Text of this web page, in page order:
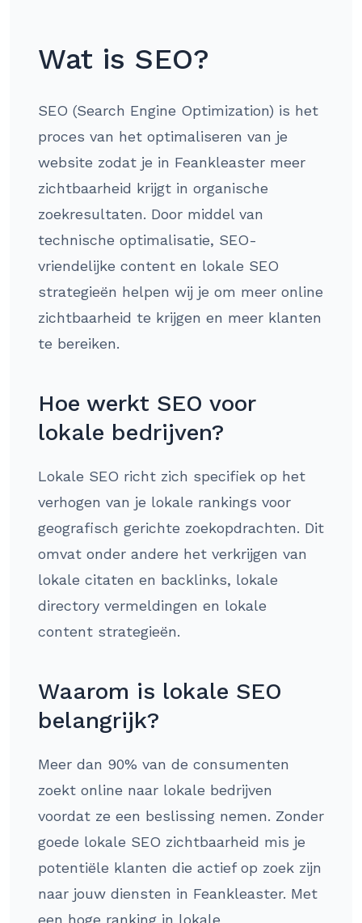
Wat is SEO?
SEO (Search Engine Optimization) is het
proces van het optimaliseren van je
website zodat je in Feankleaster meer
zichtbaarheid krijgt in organische
zoekresultaten. Door middel van
technische optimalisatie, SEO-
vriendelijke content en lokale SEO
strategieën helpen wij je om meer online
zichtbaarheid te krijgen en meer klanten
te bereiken.
Hoe werkt SEO voor
lokale bedrijven?
Lokale SEO richt zich specifiek op het
verhogen van je lokale rankings voor
geografisch gerichte zoekopdrachten. Dit
omvat onder andere het verkrijgen van
lokale citaten en backlinks, lokale
directory vermeldingen en lokale
content strategieën.
Waarom is lokale SEO
belangrijk?
Meer dan 90% van de consumenten
zoekt online naar lokale bedrijven
voordat ze een beslissing nemen. Zonder
goede lokale SEO zichtbaarheid mis je
potentiële klanten die actief op zoek zijn
naar jouw diensten in Feankleaster. Met
een hoge ranking in lokale